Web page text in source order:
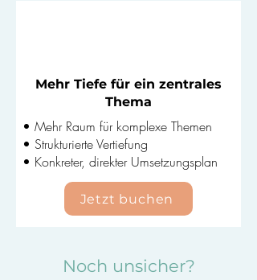
Mehr Tiefe für ein zentrales
Thema
• Mehr Raum für komplexe Themen
• Strukturierte Vertiefung
• Konkreter, direkter Umsetzungsplan
Jetzt buchen
Noch unsicher?